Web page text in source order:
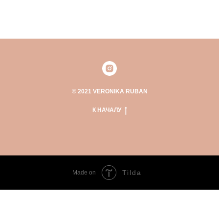
© 2021 VERONIKA RUBAN
К НАЧАЛУ
Made on Tilda